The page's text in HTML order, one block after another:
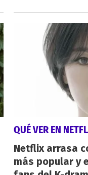
QUÉ VER EN
Netflix arrasa
más popular y